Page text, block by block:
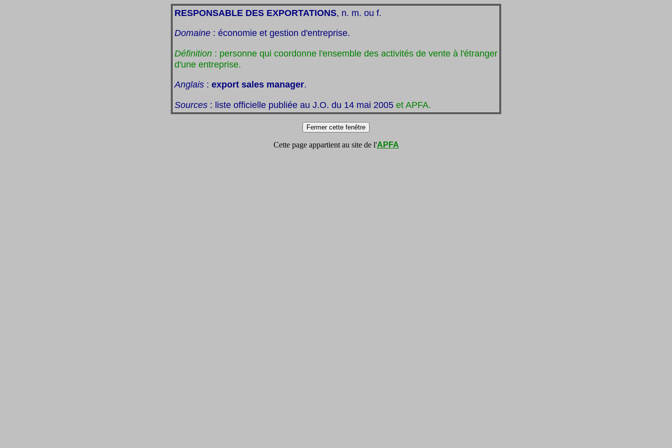
RESPONSABLE DES EXPORTATIONS, n. m. ou f.
Domaine : économie et gestion d'entreprise.
Définition : personne qui coordonne l'ensemble des activités de vente à l'étranger
d'une entreprise.
Anglais : export sales manager.
Sources : liste officielle publiée au J.O. du 14 mai 2005 et APFA.
Cette page appartient au site de l'APFA